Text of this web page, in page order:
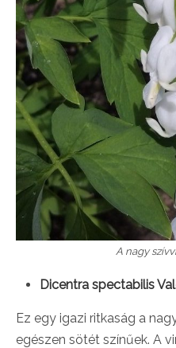
A nagy
Dicentra spectabilis
Ez egy igazi ritkaság a
egészen sötét színűek. A